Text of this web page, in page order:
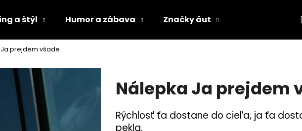
a štýl Humor a zábava Značky áut
prejdem všade
Nálepka Ja prejdem
Rýchlosť ťa dostane do cieľa, ja ťa
pekla.
Čo potrebujete nájsť?
HĽADAŤ